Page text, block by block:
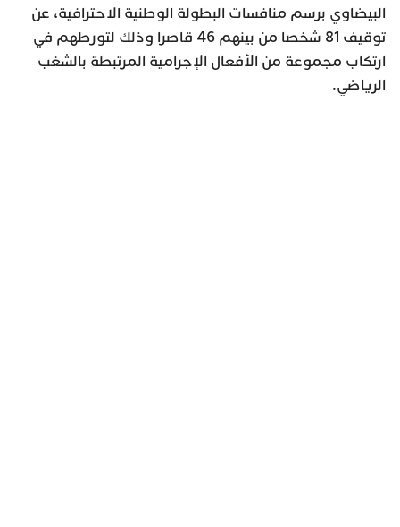
البيضاوي برسم منافسات البطولة الوطنية الاحترافية، عن
توقيف 81 شخصا من بينهم 46 قاصرا وذلك لتورطهم في
ارتكاب مجموعة من الأفعال الإجرامية المرتبطة بالشغب
الرياضي.